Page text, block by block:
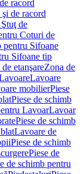
racord
de racord
de
Coturi de
pentru Sifoane
Sifoane tip
etanşareZona de
Lavoare
mobilierPiese
Piese de schimb
LavoarLavoar
Piese de schimb
Lavoare de
Piese de schimb
Piese de
de schimb pentru